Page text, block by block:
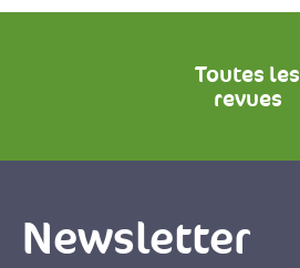
Toutes les
revues
Newsletter